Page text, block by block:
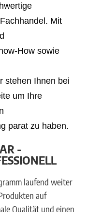
Mit
How sowie
stehen Ihnen bei
um Ihre
parat zu haben.
-
laufend weiter
auf
Qualität und einen